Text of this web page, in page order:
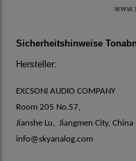
Sicherheitshinweise
Hersteller:
EXCSONI AUDIO COMPANY
Room 205 No.57,
Jianshe Lu, Jiangmen City, China
info@skyanalog.com